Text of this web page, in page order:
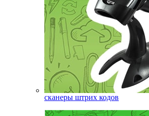
сканеры штрих кодов